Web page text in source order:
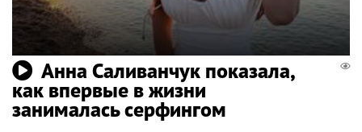
Анна Саливанчук показала,
как впервые в жизни
занималась серфингом